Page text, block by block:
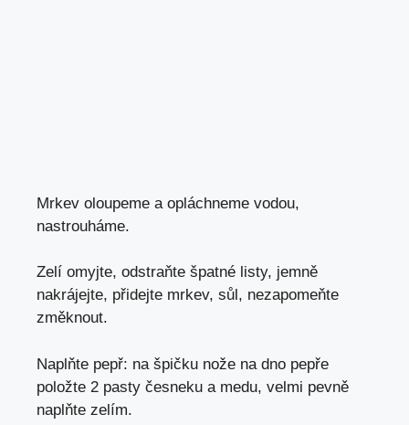
Mrkev oloupeme a opláchneme vodou,
nastrouháme.
Zelí omyjte, odstraňte špatné listy, jemně
nakrájejte, přidejte mrkev, sůl, nezapomeňte
změknout.
Naplňte pepř: na špičku nože na dno pepře
položte 2 pasty česneku a medu, velmi pevně
naplňte zelím.